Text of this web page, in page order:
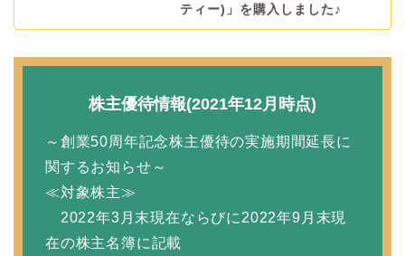
ティー)」を購入しました♪
株主優待情報(2021年12月時点)
～創業50周年記念株主優待の実施期間延長に
関するお知らせ～
≪対象株主≫
2022年3月末現在ならびに2022年9月末現
在の株主名簿に記載